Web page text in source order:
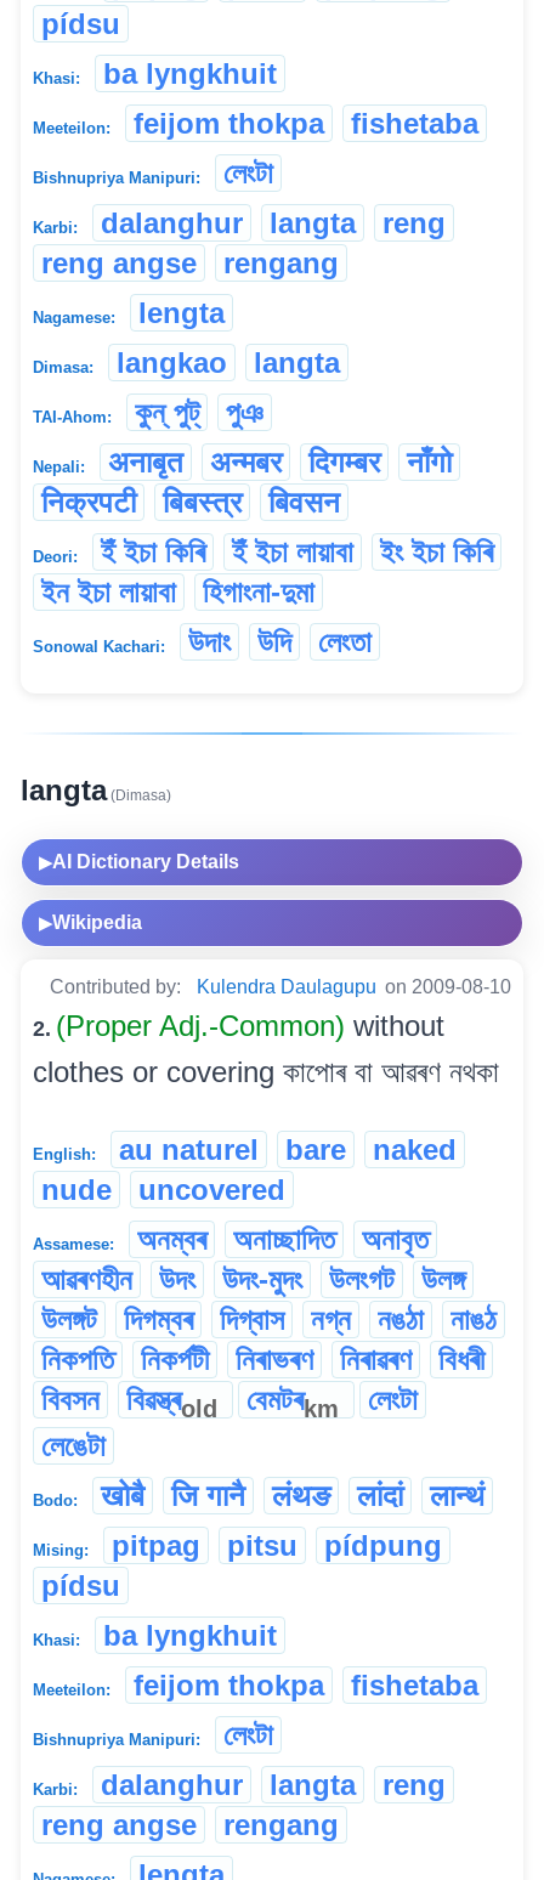
pídsu
Khasi: ba lyngkhuit
Meeteilon: feijom thokpa fishetaba
Bishnupriya Manipuri: লেংটা
Karbi: dalanghur langta
reng
reng angse
rengang
Nagamese: lengta
Dimasa: langkao langta
TAI-Ahom: কুন্ পুট্ পুঞ
Nepali: अनाबृत अन्मबर दिगम्बर
नाँगो
निक्रपटी
बिबस्त्र बिवसन
Deori: ইঁ ইচা কিৰি ইঁ ইচা লায়াবা
ইং ইচা কিৰি
ইন ইচা লায়াবা
হিগাংনা-দুমা
Sonowal Kachari: উদাং উদি লেংতা
langta(Dimasa)
▶AI Dictionary Details
▶Wikipedia
Contributed by: Kulendra Daulagupu on 2009-08-10
2. (Proper Adj.-Common) without
clothes or covering কাপোৰ বা আৱৰণ নথকা
English: au naturel bare
naked
nude
uncovered
Assamese: অনম্বৰ অনাচ্ছাদিত
অনাবৃত
আৱৰণহীন
উদং উদং-মুদং উলংগট
উলঙ্গ
উলঙ্গট
দিগম্বৰ দিগ্বাস নগ্ন নঙঠা
নাঙঠ
নিকপতি
নিকৰ্পটী নিৰাভৰণ নিৰাৱৰণ
বিধৰী
বিবসন
বিৱস্ত্ৰold বেমটৰkm
লেংটা
লেঙেটা
Bodo: खोबै जि गानै लंथङ लांदां लान्थं
Mising: pitpag pitsu
pídpung
pídsu
Khasi: ba lyngkhuit
Meeteilon: feijom thokpa fishetaba
Bishnupriya Manipuri: লেংটা
Karbi: dalanghur langta
reng
reng angse
rengang